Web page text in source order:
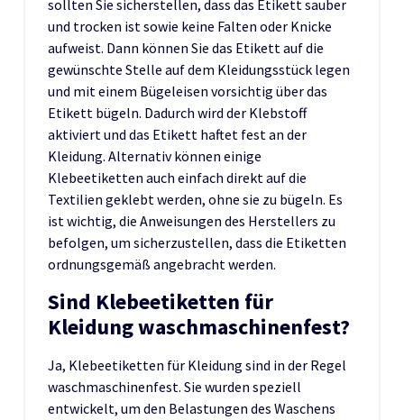
sollten Sie sicherstellen, dass das Etikett sauber
und trocken ist sowie keine Falten oder Knicke
aufweist. Dann können Sie das Etikett auf die
gewünschte Stelle auf dem Kleidungsstück legen
und mit einem Bügeleisen vorsichtig über das
Etikett bügeln. Dadurch wird der Klebstoff
aktiviert und das Etikett haftet fest an der
Kleidung. Alternativ können einige
Klebeetiketten auch einfach direkt auf die
Textilien geklebt werden, ohne sie zu bügeln. Es
ist wichtig, die Anweisungen des Herstellers zu
befolgen, um sicherzustellen, dass die Etiketten
ordnungsgemäß angebracht werden.
Sind Klebeetiketten für
Kleidung waschmaschinenfest?
Ja, Klebeetiketten für Kleidung sind in der Regel
waschmaschinenfest. Sie wurden speziell
entwickelt, um den Belastungen des Waschens